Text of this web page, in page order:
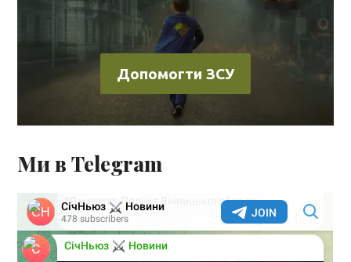
Допомогти ЗСУ
Ми в Telegram